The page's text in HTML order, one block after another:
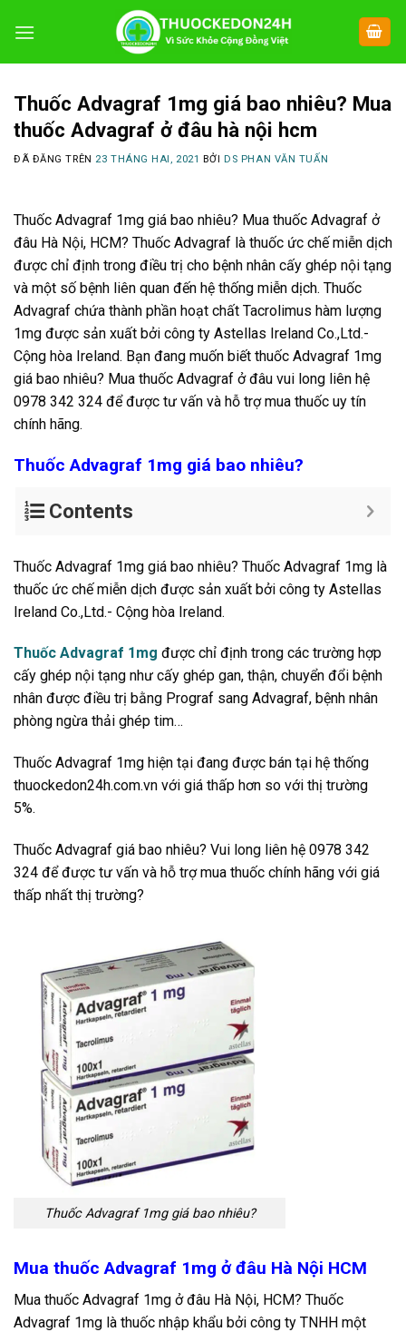
đến
Thuốc Advagraf 1mg giá bao nhiêu? Mua
thuốc Advagraf ở đâu hà nội hcm
ĐÃ ĐĂNG TRÊN 23 THÁNG HAI, 2021 BỞI DS PHAN VĂN TUẤN
Thuốc Advagraf 1mg giá bao nhiêu? Mua thuốc Advagraf ở
đâu Hà Nội, HCM? Thuốc Advagraf là thuốc ức chế miễn dịch
được chỉ định trong điều trị cho bệnh nhân cấy ghép nội tạng
và một số bệnh liên quan đến hệ thống miễn dịch. Thuốc
Advagraf chứa thành phần hoạt chất Tacrolimus hàm lượng
1mg được sản xuất bởi công ty Astellas Ireland Co.,Ltd.-
Cộng hòa Ireland. Bạn đang muốn biết thuốc Advagraf 1mg
giá bao nhiêu? Mua thuốc Advagraf ở đâu vui long liên hệ
0978 342 324 để được tư vấn và hỗ trợ mua thuốc uy tín
chính hãng.
Thuốc Advagraf 1mg giá bao nhiêu?
Contents
Thuốc Advagraf 1mg giá bao nhiêu? Thuốc Advagraf 1mg là
thuốc ức chế miễn dịch được sản xuất bởi công ty Astellas
Ireland Co.,Ltd.- Cộng hòa Ireland.
Thuốc Advagraf 1mg được chỉ định trong các trường hợp
cấy ghép nội tạng như cấy ghép gan, thận, chuyển đổi bệnh
nhân được điều trị bằng Prograf sang Advagraf, bệnh nhân
phòng ngừa thải ghép tim…
Thuốc Advagraf 1mg hiện tại đang được bán tại hệ thống
thuockedon24h.com.vn với giá thấp hơn so với thị trường
5%.
Thuốc Advagraf giá bao nhiêu? Vui long liên hệ 0978 342
324 để được tư vấn và hỗ trợ mua thuốc chính hãng với giá
thấp nhất thị trường?
Thuốc Advagraf 1mg giá bao nhiêu?
Mua thuốc Advagraf 1mg ở đâu Hà Nội HCM
Mua thuốc Advagraf 1mg ở đâu Hà Nội, HCM? Thuốc
Advagraf 1mg là thuốc nhập khẩu bởi công ty TNHH một